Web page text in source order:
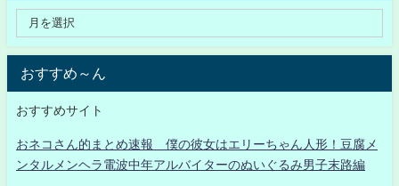
おすすめ～ん
おすすめサイト
おネコさん的まとめ速報 僕の彼女はエリーちゃん人形！豆腐メ
ンタルメンヘラ電波中年アルバイターのぬいぐるみ男子末路編